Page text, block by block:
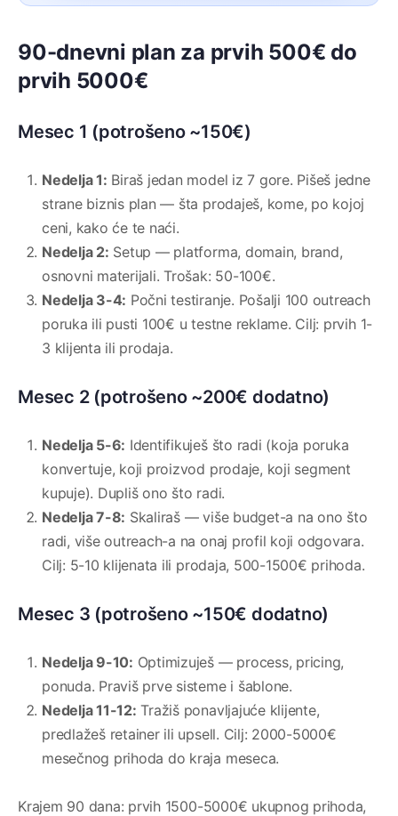
90-dnevni plan za prvih 500€ do
prvih 5000€
Mesec 1 (potrošeno ~150€)
Nedelja 1: Biraš jedan model iz 7 gore. Pišeš jedne
strane biznis plan — šta prodaješ, kome, po kojoj
ceni, kako će te naći.
Nedelja 2: Setup — platforma, domain, brand,
osnovni materijali. Trošak: 50-100€.
Nedelja 3-4: Počni testiranje. Pošalji 100 outreach
poruka ili pusti 100€ u testne reklame. Cilj: prvih 1-
3 klijenta ili prodaja.
Mesec 2 (potrošeno ~200€ dodatno)
Nedelja 5-6: Identifikuješ što radi (koja poruka
konvertuje, koji proizvod prodaje, koji segment
kupuje). Dupliš ono što radi.
Nedelja 7-8: Skaliraš — više budget-a na ono što
radi, više outreach-a na onaj profil koji odgovara.
Cilj: 5-10 klijenata ili prodaja, 500-1500€ prihoda.
Mesec 3 (potrošeno ~150€ dodatno)
Nedelja 9-10: Optimizuješ — process, pricing,
ponuda. Praviš prve sisteme i šablone.
Nedelja 11-12: Tražiš ponavljajuće klijente,
predlažeš retainer ili upsell. Cilj: 2000-5000€
mesečnog prihoda do kraja meseca.
Krajem 90 dana: prvih 1500-5000€ ukupnog prihoda,